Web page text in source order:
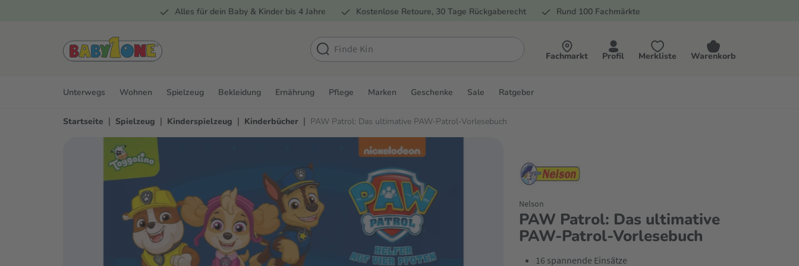
Alles für dein Baby & Kinder bis 4 Jahre Kostenlose Retoure, 30 Tage Rückgaberecht Rund 100 Fachmärkte
Fachmarkt Profil Merkliste Warenkorb
Unterwegs Wohnen Spielzeug Bekleidung Ernährung Pflege Marken Geschenke Sale Ratgeber
Startseite | Spielzeug | Kinderspielzeug | Kinderbücher | PAW Patrol: Das ultimative PAW-Patrol-Vorlesebuch
PAW Patrol: Das ultimative
PAW-Patrol-Vorlesebuch
Nelson
16 spannende Einsätze